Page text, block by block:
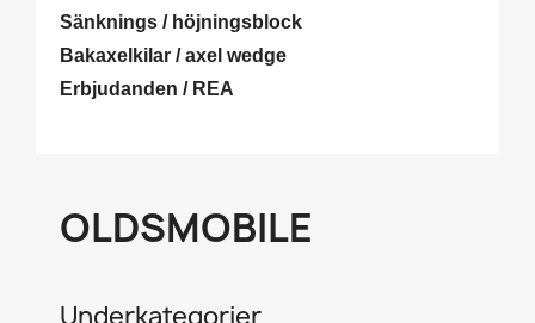
Sänknings / höjningsblock
Bakaxelkilar / axel wedge
Erbjudanden / REA
OLDSMOBILE